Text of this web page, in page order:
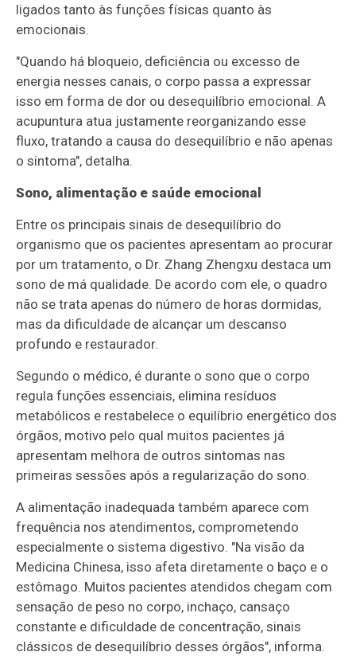
ligados tanto às funções físicas quanto às
emocionais.
"Quando há bloqueio, deficiência ou excesso de
energia nesses canais, o corpo passa a expressar
isso em forma de dor ou desequilíbrio emocional. A
acupuntura atua justamente reorganizando esse
fluxo, tratando a causa do desequilíbrio e não apenas
o sintoma", detalha.
Sono, alimentação e saúde emocional
Entre os principais sinais de desequilíbrio do
organismo que os pacientes apresentam ao procurar
por um tratamento, o Dr. Zhang Zhengxu destaca um
sono de má qualidade. De acordo com ele, o quadro
não se trata apenas do número de horas dormidas,
mas da dificuldade de alcançar um descanso
profundo e restaurador.
Segundo o médico, é durante o sono que o corpo
regula funções essenciais, elimina resíduos
metabólicos e restabelece o equilíbrio energético dos
órgãos, motivo pelo qual muitos pacientes já
apresentam melhora de outros sintomas nas
primeiras sessões após a regularização do sono.
A alimentação inadequada também aparece com
frequência nos atendimentos, comprometendo
especialmente o sistema digestivo. "Na visão da
Medicina Chinesa, isso afeta diretamente o baço e o
estômago. Muitos pacientes atendidos chegam com
sensação de peso no corpo, inchaço, cansaço
constante e dificuldade de concentração, sinais
clássicos de desequilíbrio desses órgãos", informa.